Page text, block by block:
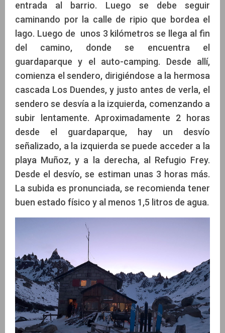
entrada al barrio. Luego se debe seguir
caminando por la calle de ripio que bordea el
lago. Luego de unos 3 kilómetros se llega al fin
del camino, donde se encuentra el
guardaparque y el auto-camping. Desde allí,
comienza el sendero, dirigiéndose a la hermosa
cascada Los Duendes, y justo antes de verla, el
sendero se desvía a la izquierda, comenzando a
subir lentamente. Aproximadamente 2 horas
desde el guardaparque, hay un desvío
señalizado, a la izquierda se puede acceder a la
playa Muñoz, y a la derecha, al Refugio Frey.
Desde el desvío, se estiman unas 3 horas más.
La subida es pronunciada, se recomienda tener
buen estado físico y al menos 1,5 litros de agua.